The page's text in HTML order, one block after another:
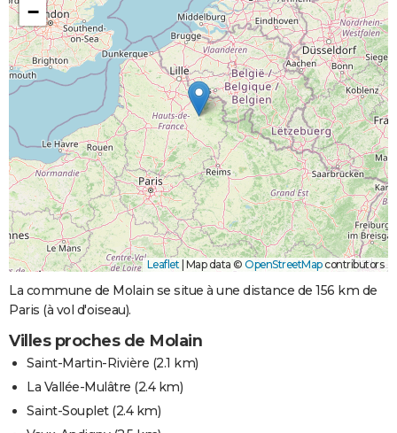
−
Leaflet Map data © OpenStreetMapcontributors
La commune de Molain se situe à une distance de 156 km de
Paris (à vol d'oiseau).
Villes proches de Molain
Saint-Martin-Rivière (2.1 km)
La Vallée-Mulâtre (2.4 km)
Saint-Souplet(2.4 km)